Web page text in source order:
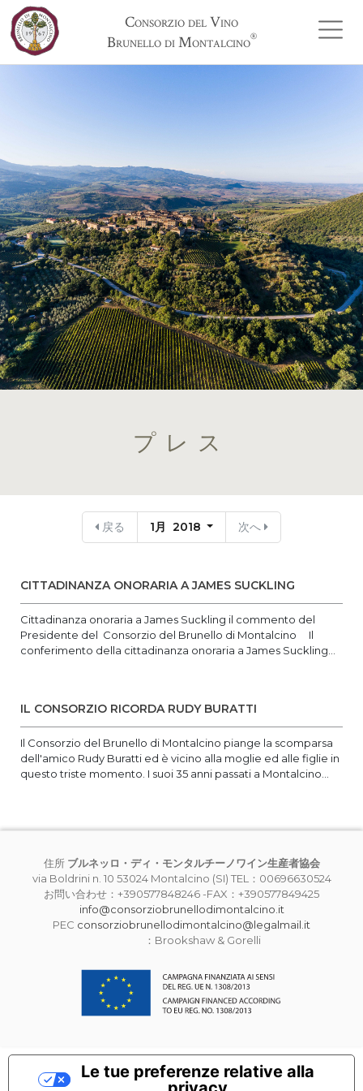
Consorzio del Vino
Brunello di Montalcino®
プレス
戻る 1月 2018 次へ
CITTADINANZA ONORARIA A JAMES SUCKLING
Cittadinanza onoraria a James Suckling il commento del
Presidente del Consorzio del Brunello di Montalcino Il
conferimento della cittadinanza onoraria a James Suckling...
IL CONSORZIO RICORDA RUDY BURATTI
Il Consorzio del Brunello di Montalcino piange la scomparsa
dell'amico Rudy Buratti ed è vicino alla moglie ed alle figlie in
questo triste momento. I suoi 35 anni passati a Montalcino...
住所 ブルネッロ・ディ・モンタルチーノワイン生産者協会
via Boldrini n. 10 53024 Montalcino (SI) TEL：00696630524
お問い合わせ：+390577848246 -FAX：+390577849425
info@consorziobrunellodimontalcino.it
PEC consorziobrunellodimontalcino@legalmail.it
：Brookshaw & Gorelli
Le tue preferenze relative alla